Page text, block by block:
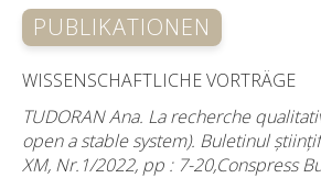
PUBLIKATIONEN
WISSENSCHAFTLICHE VORTRÄGE
TUDORAN Ana. La recherche
open a stable system). Buletinul
XM, Nr.1/2022, pp : 7-20,Conspress